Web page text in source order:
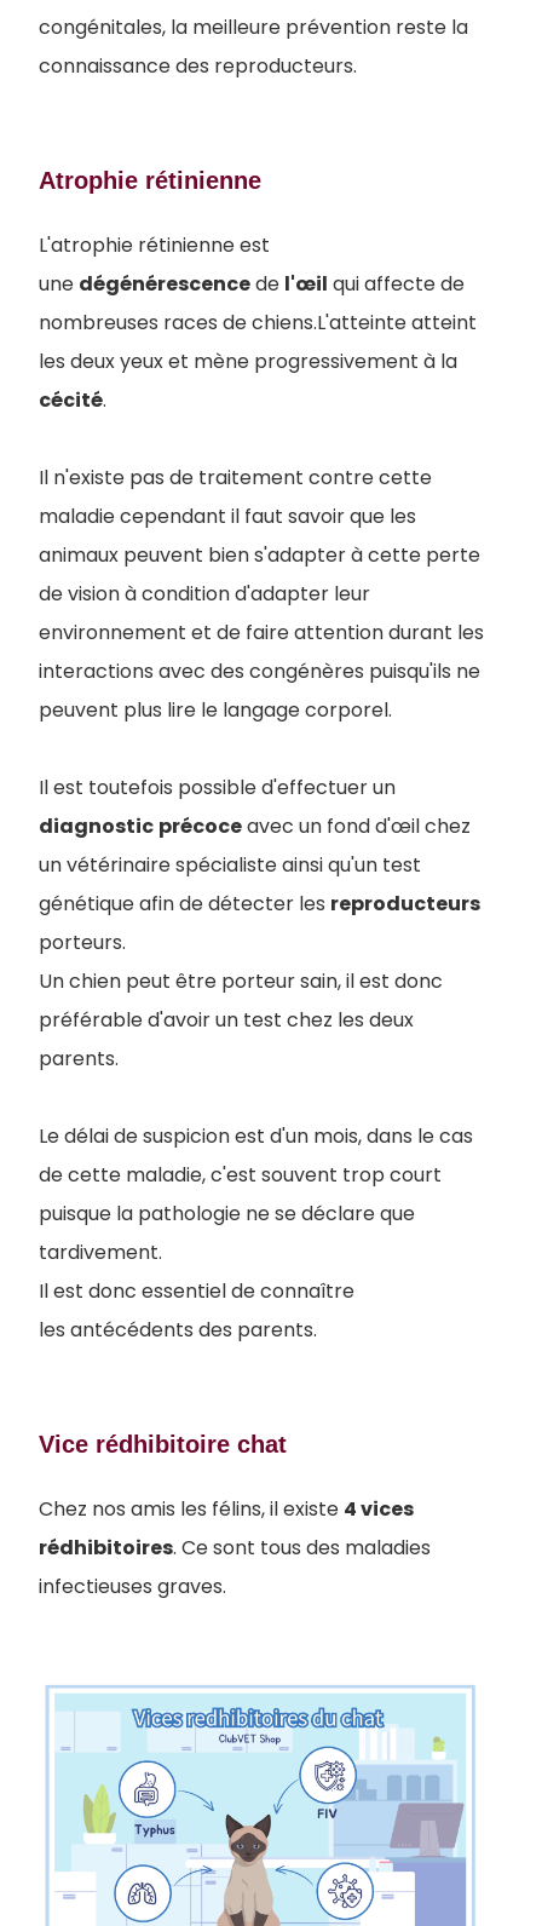
congénitales, la meilleure prévention reste la
connaissance des reproducteurs.
Atrophie rétinienne
L'atrophie rétinienne est
une dégénérescencede l'œil qui affecte de
nombreuses races de chiens.L'atteinte atteint
les deux yeux et mène progressivement à la
cécité.
Il n'existe pas de traitement contre cette
maladie cependant il faut savoir que les
animaux peuvent bien s'adapter à cette perte
de vision à condition d'adapter leur
environnement et de faire attention durant les
interactions avec des congénères puisqu'ils ne
peuvent plus lire le langage corporel.
Il est toutefois possible d'effectuer un
diagnostic précoceavec un fond d'œil chez
un vétérinaire spécialiste ainsi qu'un test
génétique afin de détecter les reproducteurs
porteurs.
Un chien peut être porteur sain, il est donc
préférable d'avoir un test chez les deux
parents.
Le délai de suspicion est d'un mois, dans le cas
de cette maladie, c'est souvent trop court
puisque la pathologie ne se déclare que
tardivement.
Il est donc essentiel de connaître
les antécédents des parents.
Vice rédhibitoire chat
Chez nos amis les félins, il existe 4 vices
rédhibitoires. Ce sont tous des maladies
infectieuses graves.